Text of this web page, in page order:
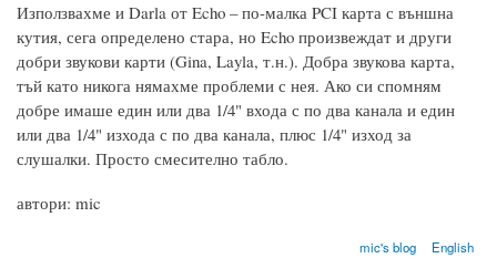
Използвахме и Darla от Echo – по-малка PCI карта с външна
кутия, сега определено стара, но Echo произвеждат и други
добри звукови карти (Gina, Layla, т.н.). Добра звукова карта,
тъй като никога нямахме проблеми с нея. Ако си спомням
добре имаше един или два 1/4" входа с по два канала и един
или два 1/4" изхода с по два канала, плюс 1/4" изход за
слушалки. Просто смесително табло.
автори: mic
mic's blog English